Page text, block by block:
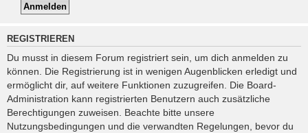
REGISTRIEREN
Du musst in diesem Forum registriert sein, um dich anmelden zu
können. Die Registrierung ist in wenigen Augenblicken erledigt und
ermöglicht dir, auf weitere Funktionen zuzugreifen. Die Board-
Administration kann registrierten Benutzern auch zusätzliche
Berechtigungen zuweisen. Beachte bitte unsere
Nutzungsbedingungen und die verwandten Regelungen, bevor du